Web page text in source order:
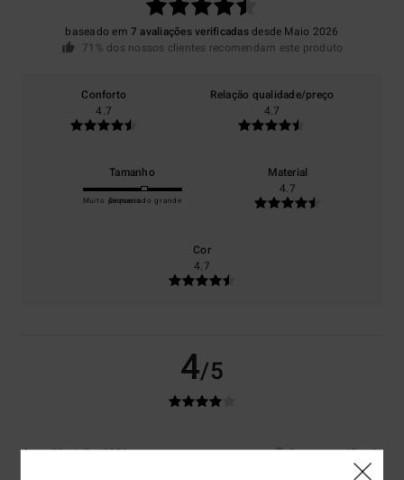
baseado em7 avaliações verificadasdesde Maio 2026
71% dos nossos clientes recomendam este produto
Conforto
4.7
Relação qualidade/preço
4.7
Tamanho
Muito pequeno
Demasiado grande
Material
4.7
Cor
4.7
4/5
Jesus30. Julho 2026
Compra verificada